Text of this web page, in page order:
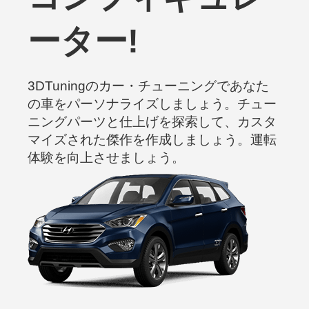
ーター!
3DTuningのカー・チューニングであなた
の車をパーソナライズしましょう。チュー
ニングパーツと仕上げを探索して、カスタ
マイズされた傑作を作成しましょう。運転
体験を向上させましょう。